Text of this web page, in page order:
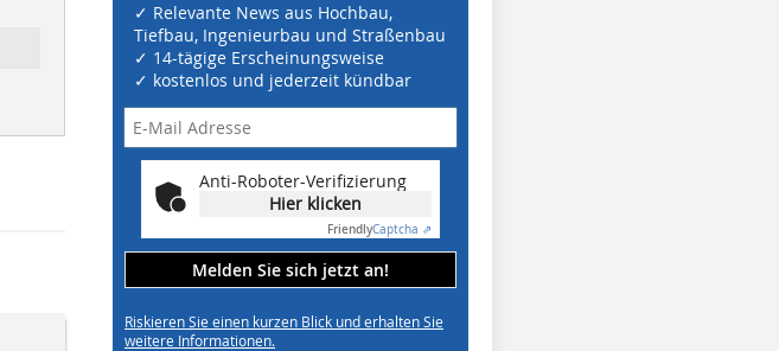
✓ Relevante News aus Hochbau,
Tiefbau, Ingenieurbau und Straßenbau
✓ 14-tägige Erscheinungsweise
✓ kostenlos und jederzeit kündbar
Anti-Roboter-Verifizierung
Hier klicken
FriendlyCaptcha ⇗
Melden Sie sich jetzt an!
Riskieren Sie einen kurzen Blick und erhalten Sie
weitere Informationen.